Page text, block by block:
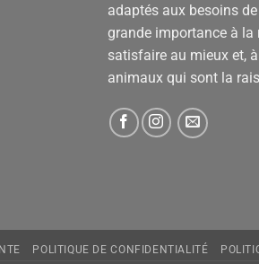
adaptés aux besoins
grande importance à
satisfaire au mieux et,
animaux qui sont la
POLITIQUE DE CONFIDENTIALITÉ